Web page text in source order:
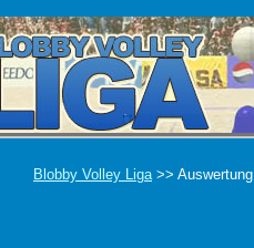
Blobby Volley Liga>> Auswertung